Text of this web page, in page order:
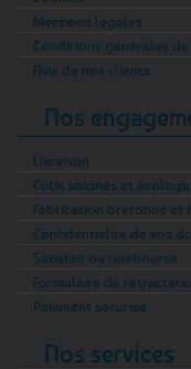
Mentions légales
Conditions générales de
Avis de nos clients
Nos
Livraison
Colis soignés et
Fabrication bretonne et
Confidentialité de vos
Satisfait ou remboursé
Formulaire de
Paiement sécurisé
Nos services